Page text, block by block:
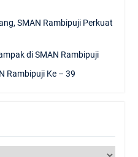
SMAN Rambipuji Perkuat
di SMAN Rambipuji
Rambipuji Ke – 39